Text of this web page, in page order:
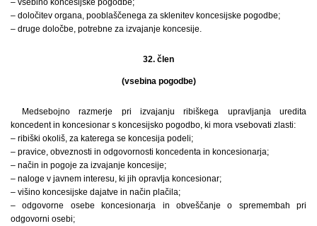
– določitev organa, pooblaščenega za sklenitev koncesijske pogodbe;
– druge določbe, potrebne za izvajanje koncesije.
32. člen
(vsebina pogodbe)
Medsebojno razmerje pri izvajanju ribiškega upravljanja uredita
koncedent in koncesionar s koncesijsko pogodbo, ki mora vsebovati zlasti:
– ribiški okoliš, za katerega se koncesija podeli;
– pravice, obveznosti in odgovornosti koncedenta in koncesionarja;
– način in pogoje za izvajanje koncesije;
– naloge v javnem interesu, ki jih opravlja koncesionar;
– višino koncesijske dajatve in način plačila;
– odgovorne osebe koncesionarja in obveščanje o spremembah pri
odgovorni osebi;